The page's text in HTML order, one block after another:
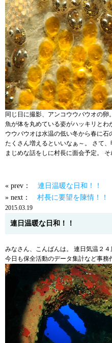
同じ日に撮影、アンコウウバウオの
魚が体を丸めている姿がハッキリとわ
ウウバウオは水温の低い冬から春に石
たくさん増えるといいなぁ～。 さて
まじめな話をしに村長に面会予定。 そ
« prev： 連日温暖な日和！！
» next： 村長に要望を陳情！！
2015.03.19
連日温暖な日和！！
みなさん、こんばんは。 連日気温２
今日も保全活動のデータ集計など事務